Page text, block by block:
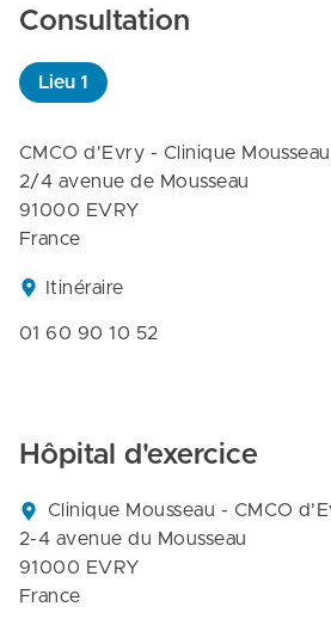
Consultation
Lieu 1
CMCO d'Evry - Clinique Mousseau
2/4 avenue de Mousseau
91000 EVRY
France
Itinéraire
01 60 90 10 52
Hôpital d'exercice
Clinique Mousseau - CMCO
2-4 avenue du Mousseau
91000 EVRY
France